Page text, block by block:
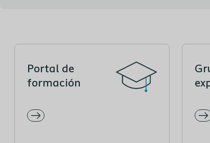
Portal de
formación